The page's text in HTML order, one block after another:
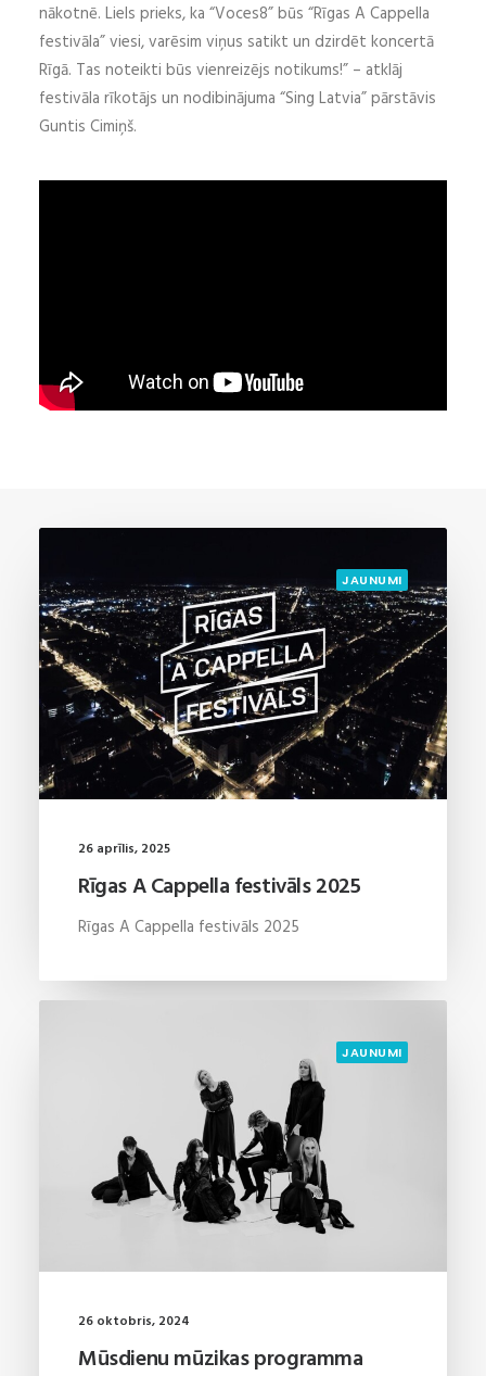
nākotnē. Liels prieks, ka “Voces8” būs “Rīgas A Cappella
festivāla” viesi, varēsim viņus satikt un dzirdēt koncertā
Rīgā. Tas noteikti būs vienreizējs notikums!” – atklāj
festivāla rīkotājs un nodibinājuma “Sing Latvia” pārstāvis
Guntis Cimiņš.
JAUNUMI
26 aprīlis, 2025
Rīgas A Cappella festivāls 2025
Rīgas A Cappella festivāls 2025
JAUNUMI
26 oktobris, 2024
Mūsdienu mūzikas programma